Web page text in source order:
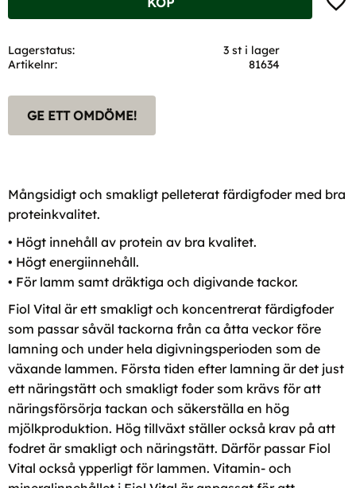
Lagerstatus
3 st i lager
Artikelnr
81634
GE ETT OMDÖME!
Mångsidigt och smakligt pelleterat färdigfoder med bra
proteinkvalitet.
• Högt innehåll av protein av bra kvalitet.
• Högt energiinnehåll.
• För lamm samt dräktiga och digivande tackor.
Fiol Vital är ett smakligt och koncentrerat färdigfoder
som passar såväl tackorna från ca åtta veckor före
lamning och under hela digivningsperioden som de
växande lammen. Första tiden efter lamning är det just
ett näringstätt och smakligt foder som krävs för att
näringsförsörja tackan och säkerställa en hög
mjölkproduktion. Hög tillväxt ställer också krav på att
fodret är smakligt och näringstätt. Därför passar Fiol
Vital också ypperligt för lammen. Vitamin- och